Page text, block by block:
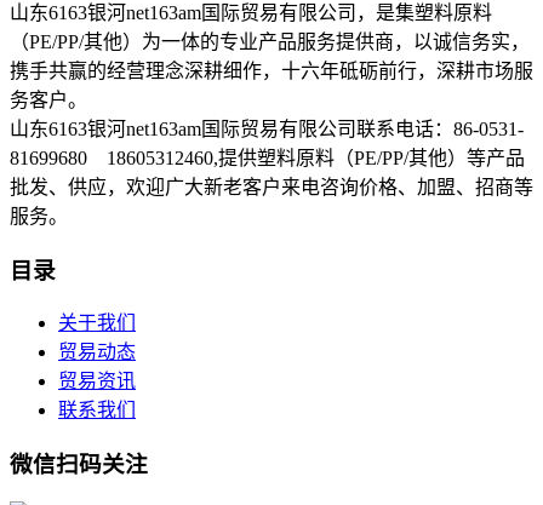
山东6163银河net163am国际贸易有限公司，是集塑料原料
（PE/PP/其他）为一体的专业产品服务提供商，以诚信务实，
携手共赢的经营理念深耕细作，十六年砥砺前行，深耕市场服
务客户。
山东6163银河net163am国际贸易有限公司联系电话：86-0531-
81699680 18605312460,提供塑料原料（PE/PP/其他）等产品
批发、供应，欢迎广大新老客户来电咨询价格、加盟、招商等
服务。
目录
关于我们
贸易动态
贸易资讯
联系我们
微信扫码关注